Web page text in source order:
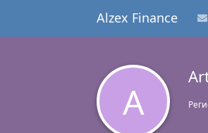
Alzex Finance
A